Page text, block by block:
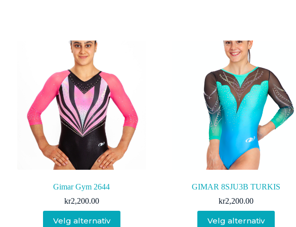
Gimar Gym 2644
kr2,200.00
Velg alternativ
produktet
GIMAR 8SJU3B TURKIS
kr2,200.00
Velg alternativ
produktet